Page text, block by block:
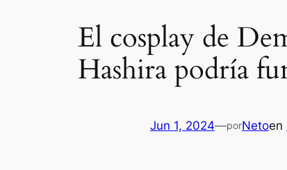
El cosplay de
Hashira podría
Jun 1, 2024—porNetoen